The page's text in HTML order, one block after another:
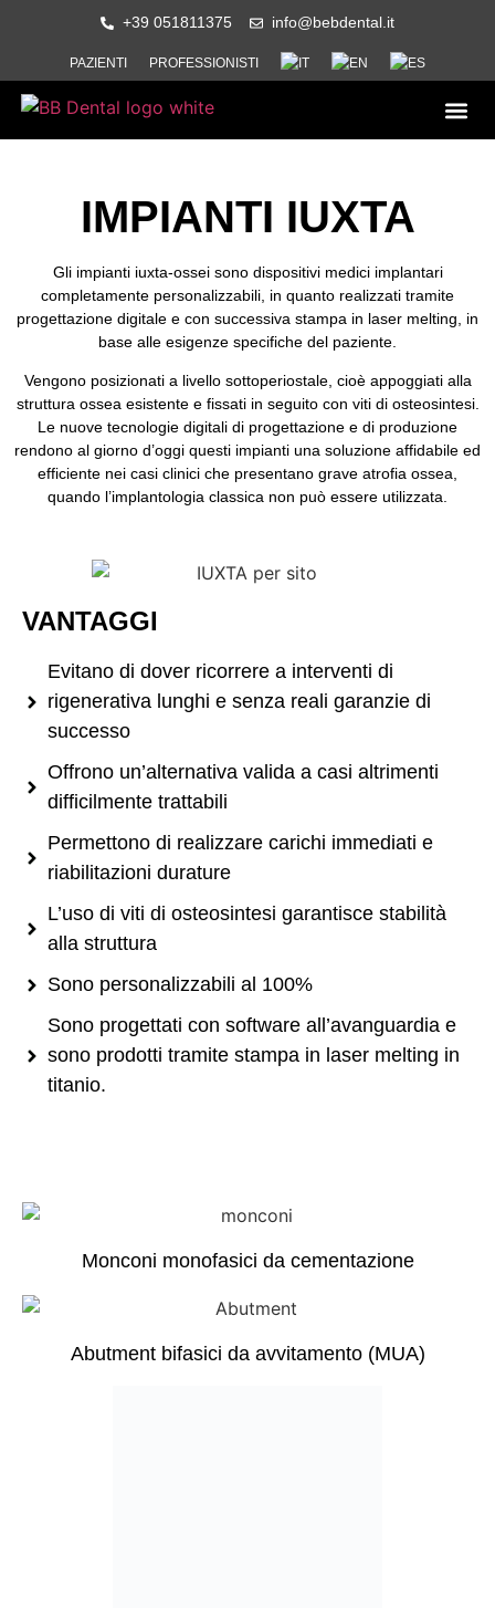
+39 051811375 info@bebdental.it
PAZIENTI PROFESSIONISTI
IMPIANTI IUXTA
Gli impianti iuxta-ossei sono dispositivi medici implantari
completamente personalizzabili, in quanto realizzati tramite
progettazione digitale e con successiva stampa in laser melting, in
base alle esigenze specifiche del paziente.
Vengono posizionati a livello sottoperiostale, cioè appoggiati alla
struttura ossea esistente e fissati in seguito con viti di osteosintesi.
Le nuove tecnologie digitali di progettazione e di produzione
rendono al giorno d’oggi questi impianti una soluzione affidabile ed
efficiente nei casi clinici che presentano grave atrofia ossea,
quando l’implantologia classica non può essere utilizzata.
VANTAGGI
Evitano di dover ricorrere a interventi di
rigenerativa lunghi e senza reali garanzie di
successo
Offrono un’alternativa valida a casi altrimenti
difficilmente trattabili
Permettono di realizzare carichi immediati e
riabilitazioni durature
L’uso di viti di osteosintesi garantisce stabilità
alla struttura
Sono personalizzabili al 100%
Sono progettati con software all’avanguardia e
sono prodotti tramite stampa in laser melting in
titanio.
Monconi monofasici da cementazione
Abutment bifasici da avvitamento (MUA)